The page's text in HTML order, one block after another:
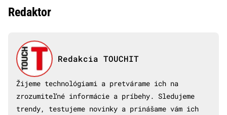
Redaktor
Redakcia TOUCHIT
Žijeme technológiami a pretvárame ich na
zrozumiteľné informácie a príbehy. Sledujeme
trendy, testujeme novinky a prinášame vám ich